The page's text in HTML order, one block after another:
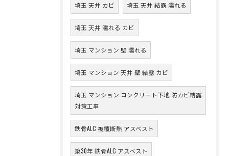
埼玉 天井 カビ 埼玉 天井 結露 濡れる
埼玉 天井 濡れる カビ
埼玉 マンション 壁 濡れる
埼玉 マンション 天井 壁 結露 カビ
埼玉 マンション コンクリート下地 防カビ結露
対策工事
鉄骨ALC 被覆断熱 アスベスト
築30年 鉄骨ALC アスベスト